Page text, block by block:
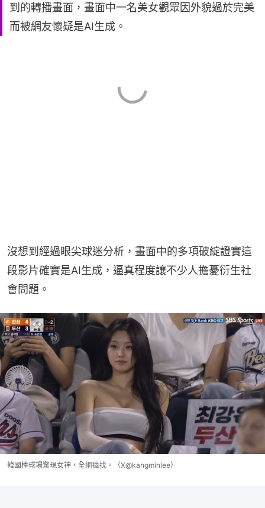
到的轉播畫面，畫面中一名美女觀眾因外貌過於完美
而被網友懷疑是AI生成。
沒想到經過眼尖球迷分析，畫面中的多項破綻證實這
段影片確實是AI生成，逼真程度讓不少人擔憂衍生社
會問題。
韓國棒球場驚現女神，全網瘋找。（X@kangminlee）